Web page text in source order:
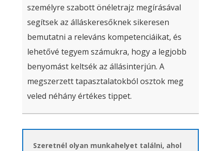
személyre szabott önéletrajz megírásával
segítsek az álláskeresőknek sikeresen
bemutatni a releváns kompetenciáikat, és
lehetővé tegyem számukra, hogy a legjobb
benyomást keltsék az állásinterjún. A
megszerzett tapasztalatokból osztok meg
veled néhány értékes tippet.
Szeretnél olyan munkahelyet találni, ahol